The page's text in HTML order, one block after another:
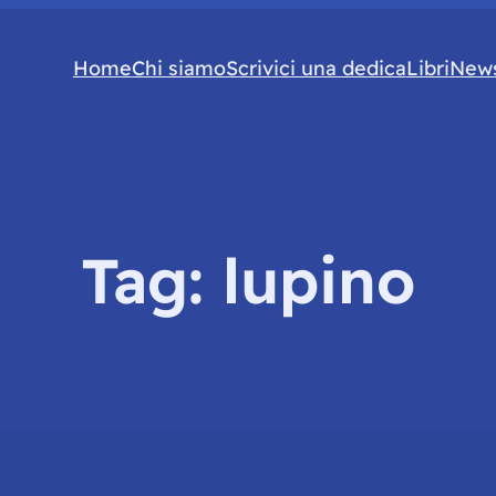
HomeChi siamoScrivici una dedicaLibri
Tag: lupino